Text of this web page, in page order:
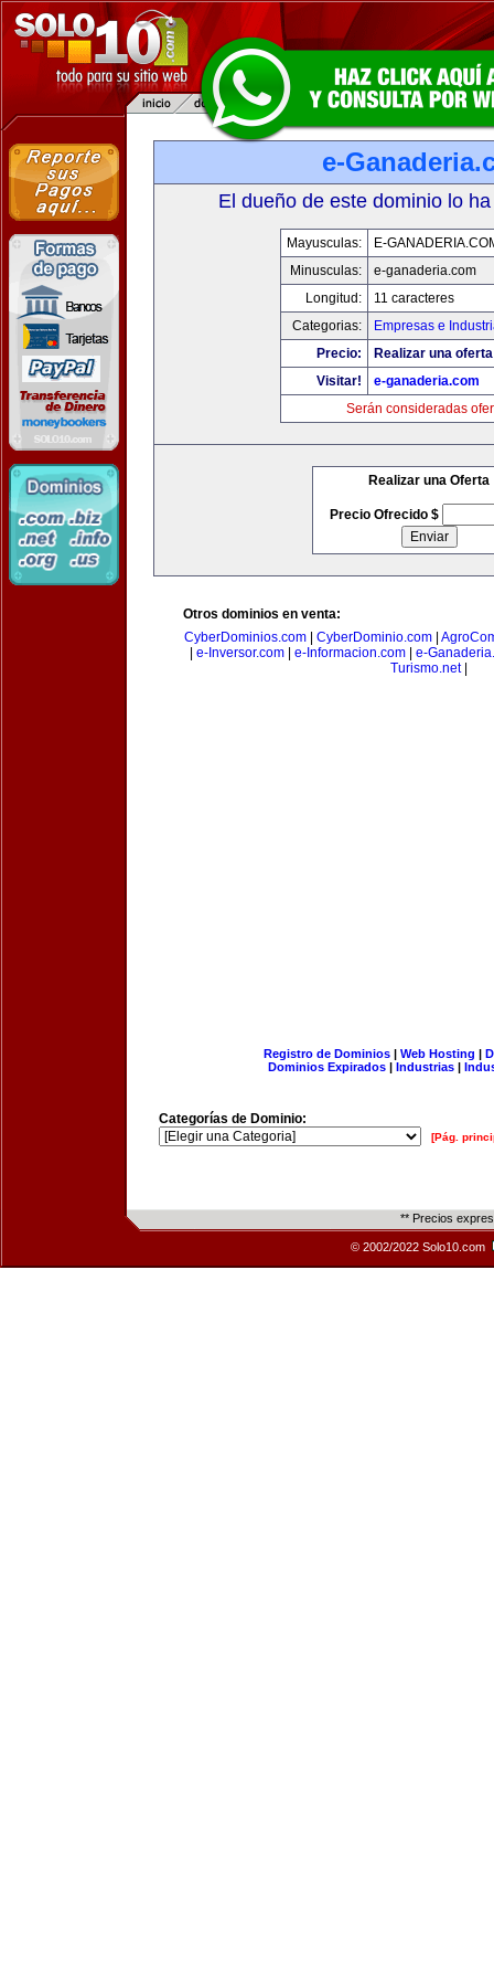
e-
El dueño de este dominio lo
Mayusculas:
E-
Minusculas:
e-ganaderia.com
Longitud:
11 caracteres
Categorias:
Empresas e
Precio:
Realizar una
Visitar!
e-ganaderia.com
Serán consideradas
Realizar una Oferta
Precio Ofrecido $
Otros dominios en venta:
CyberDominios.com| CyberDominio.com|
e-Inversor.com| e-Informacion.com| e-
Turismo.net|
Registro de Dominios| Web Hosting |
Dominios Expirados | Industrias |
Categorías de Dominio:
[Pág.
** Precios
© 2002/2022 Solo10.com